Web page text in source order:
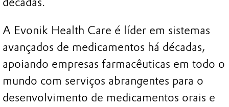
A Evonik Health Care é líder em sistemas
avançados de medicamentos há décadas,
apoiando empresas farmacêuticas em todo o
mundo com serviços abrangentes para o
desenvolvimento de medicamentos orais e